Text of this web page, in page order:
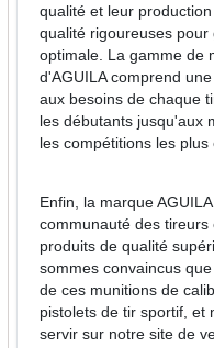
qualité et leur
qualité rigoureuses
optimale. La gamme de
d'AGUILA comprend
aux besoins de chaque
les débutants jusqu'aux
les compétitions les plus
Enfin, la marque
communauté des
produits de qualité
sommes convaincus
de ces munitions de
pistolets de tir sportif, et
servir sur notre site de